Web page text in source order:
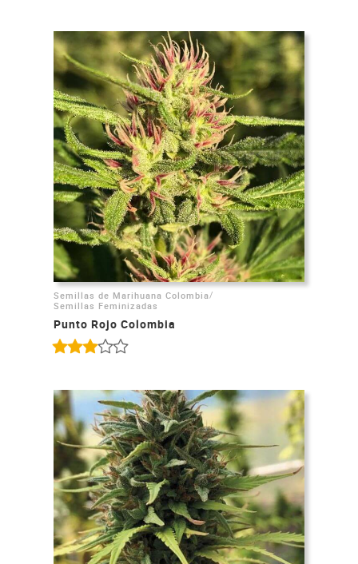
Semillas de Marihuana Colombia/
Semillas Feminizadas
Punto Rojo Colombia